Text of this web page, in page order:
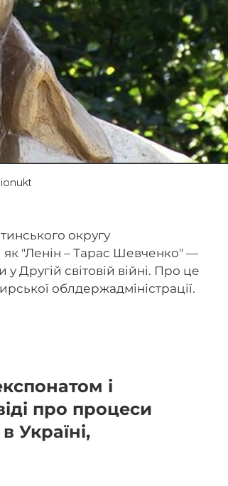
округу
як "Ленін – Тарас Шевченко" —
Другій світовій війні. Про це
облдержадміністрації.
і
про процеси
Україні,